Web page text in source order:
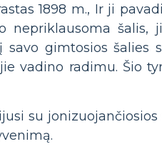
1898 m., Ir ji
nepriklausoma šalis,
gimtosios šalies
vadino radimu. Šio
su